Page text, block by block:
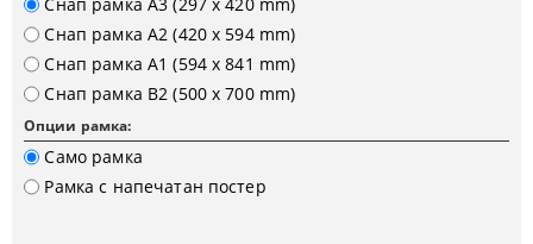
Снап рамка А2 (420 х 594 mm)
Снап рамка А1 (594 х 841 mm)
Снап рамка B2 (500 х 700 mm)
Опции рамка:
Само рамка
Рамка с напечатан постер